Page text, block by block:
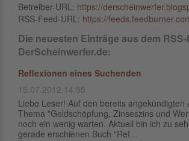
Betreiber-URL: https://
RSS-Feed-URL: https://
Die neuesten Einträge aus dem
DerScheinwerfer.de:
Reflexionen eines Suchenden
15.07.2012 14:55
Liebe Leser! Auf den bereits angekündigten
Thema "Geldschöpfung, Zinseszins und
noch ein wenig warten. Aktuell bin ich zu
gerade erschienen Buch "Ref...